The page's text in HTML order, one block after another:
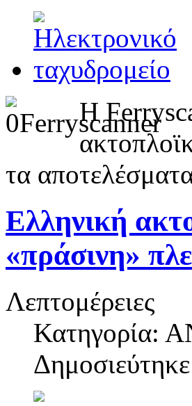
Η
τα
Ελληνική
«πράσινη»
Λεπτομέρειες
Κατηγορία:
Δημοσιεύτηκε